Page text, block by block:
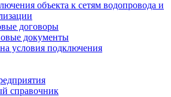
объекта к сетям водопровода и
договоры
документы
условия подключения
справочник